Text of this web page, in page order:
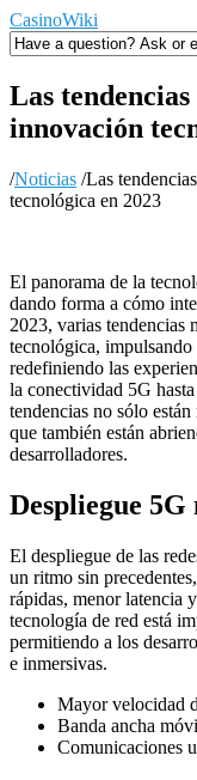
CasinoWiki
Las
innovación
/Noticias /Las
tecnológica en 2023
El panorama de la
dando forma a cómo
2023, varias tendencias
tecnológica,
redefiniendo las
la conectividad 5G
tendencias no sólo
que también están
desarrolladores.
Despliegue
El despliegue de las
un ritmo sin
rápidas, menor latencia
tecnología de red está
permitiendo a los
e inmersivas.
Mayor velocidad
Banda ancha
Comunicaciones